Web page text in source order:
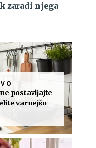
zaradi njega
postavljajte
varnejšo